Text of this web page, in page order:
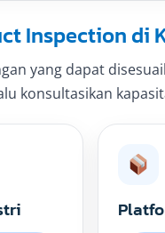
Inspection di
yang dapat
konsultasikan